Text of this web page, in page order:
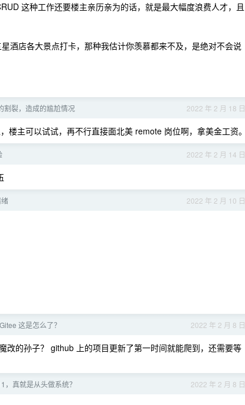
这种工作还要楼主亲历亲为的话，就是最大幅度浪费人才，且
酒店各大景点打卡，那种我估计你羡慕都来不及，是绝对不会说
2022 年 2 月 18 日
割裂，造成的尴尬情况
主可以试试，再不行直接面北美 remote 岗位啊，拿美金工资。
2022 年 2 月 14 日
2022 年 2 月 10 日
2022 年 2 月 8 日
这是怎么了？
改的孙子？ github 上的项目更新了第一时间就能爬到，还需要等
2022 年 2 月 8 日
，真就是从头做系统？